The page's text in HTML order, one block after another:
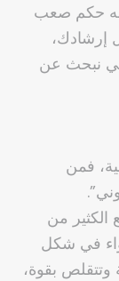
حكم صعب
إرشادك،
نبحث عن
فمن
الكثير من
في شكل
وتتقلص بقوة،